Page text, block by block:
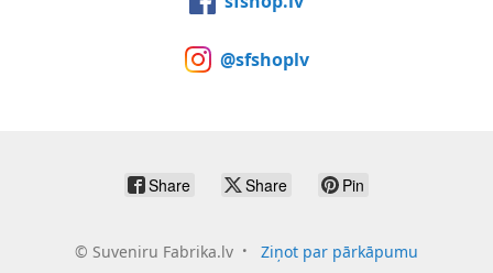
@sfshoplv
Share Share Pin
© Suveniru Fabrika.lv Ziņot par pārkāpumu